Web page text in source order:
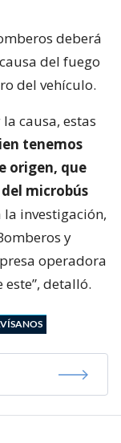
deberá
del fuego
del vehículo.
causa, estas
tenemos
origen, que
microbús
investigación,
y
operadora
detalló.